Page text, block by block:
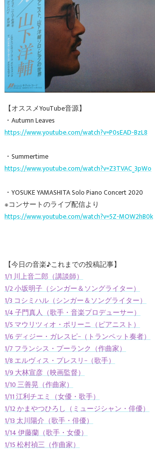
【オススメYouTube音源】
・Autumn Leaves
https://www.youtube.com/watch?v=P0sEAD-BzL8
・Summertime
https://www.youtube.com/watch?v=Z3TVAC_3pWo
・YOSUKE YAMASHITA Solo Piano Concert 2020
※コンサートのライブ配信より
https://www.youtube.com/watch?v=5Z-MOW2hB0k
【今日の音楽♪これまでの投稿記事】
1/1 川上音二郎（講談師）
1/2 小坂明子（シンガー＆ソングライター）
1/3 コシミハル（シンガー＆ソングライター）
1/4 子門真人（歌手・音楽プロデューサー）
1/5 マウリツィオ・ポリーニ（ピアニスト）
1/6 ディジー・ガレスピ−（トランペット奏者）
1/7 フランシス・プーランク（作曲家）
1/8 エルヴィス・プレスリ−（歌手）
1/9 大林宣彦（映画監督）
1/10 三善晃（作曲家）
1/11 江利チエミ（女優・歌手）
1/12 かまやつひろし（ミュージシャン・俳優）
1/13 太川陽介（歌手・俳優）
1/14 伊藤蘭（歌手・女優）
1/15 松村禎三（作曲家）